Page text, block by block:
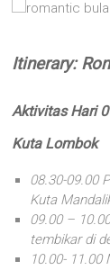
Itinerary:
Aktivitas Hari
Kuta Lombok
08.30-09.00
Kuta
09.00 –
tembikar di
10.00-